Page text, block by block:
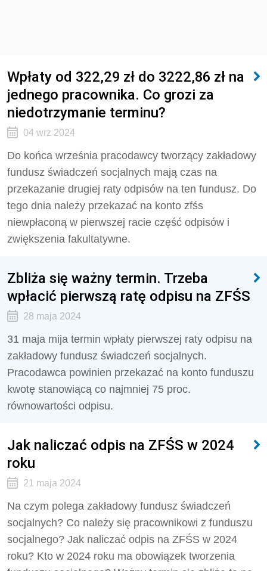
Wpłaty od 322,29 zł do 3222,86 zł na
jednego pracownika. Co grozi za
niedotrzymanie terminu?
04 wrz 2024
Do końca września pracodawcy tworzący zakładowy
fundusz świadczeń socjalnych mają czas na
przekazanie drugiej raty odpisów na ten fundusz. Do
tego dnia należy przekazać na konto zfśs
niewpłaconą w pierwszej racie część odpisów i
zwiększenia fakultatywne.
Zbliża się ważny termin. Trzeba
wpłacić pierwszą ratę odpisu na ZFŚS
28 maja 2024
31 maja mija termin wpłaty pierwszej raty odpisu na
zakładowy fundusz świadczeń socjalnych.
Pracodawca powinien przekazać na konto funduszu
kwotę stanowiącą co najmniej 75 proc.
równowartości odpisu.
Jak naliczać odpis na ZFŚS w 2024
roku
21 maja 2024
Na czym polega zakładowy fundusz świadczeń
socjalnych? Co należy się pracownikowi z funduszu
socjalnego? Jak naliczać odpis na ZFŚS w 2024
roku? Kto w 2024 roku ma obowiązek tworzenia